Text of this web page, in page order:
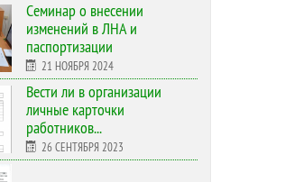
Cеминар о внесении
изменений в ЛНА и
паспортизации
21 НОЯБРЯ 2024
Вести ли в организации
личные карточки
работников...
26 СЕНТЯБРЯ 2023